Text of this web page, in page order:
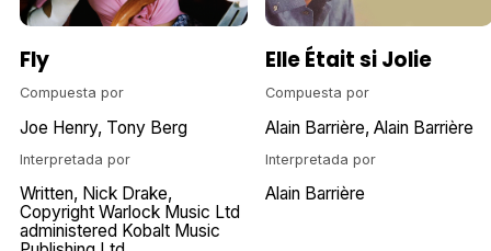
Fly
Compuesta por
Joe Henry Tony Berg
Interpretada por
Written Nick Drake
Copyright Warlock Music Ltd
administered Kobalt Music
Elle Était si Jolie
Compuesta por
Alain Barrière Alain Barrière
Interpretada por
Alain Barrière